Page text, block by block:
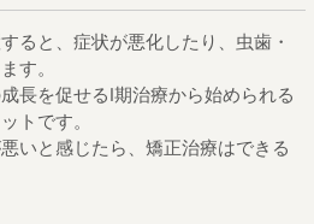
ると、症状が悪化したり、虫歯・
す。
長を促せるⅠ期治療から始められる
トです。
いと感じたら、矯正治療はできる